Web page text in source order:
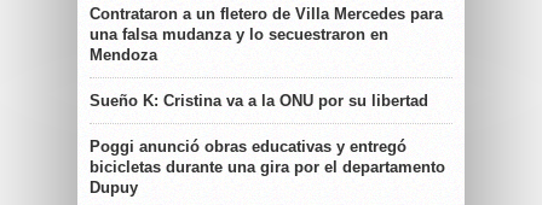
Contrataron a un fletero de Villa Mercedes para
una falsa mudanza y lo secuestraron en
Mendoza
Sueño K: Cristina va a la ONU por su libertad
Poggi anunció obras educativas y entregó
bicicletas durante una gira por el departamento
Dupuy